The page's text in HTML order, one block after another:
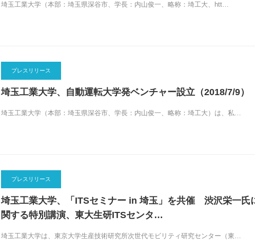
埼玉工業大学（本部：埼玉県深谷市、学長：内山俊一、略称：埼工大、htt…
プレスリリース
埼玉工業大学、自動運転大学発ベンチャー設立（2018/7/9）
埼玉工業大学（本部：埼玉県深谷市、学長：内山俊一、略称：埼工大）は、私…
プレスリリース
埼玉工業大学、「ITSセミナー in 埼玉」を共催 渋沢栄一氏
関する特別講演、東大生研ITSセンタ…
埼玉工業大学は、東京大学生産技術研究所次世代モビリティ研究センター（東…